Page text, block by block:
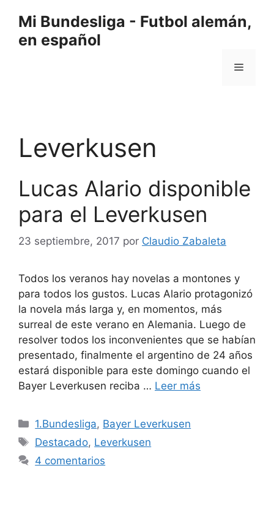
contenido
Mi Bundesliga - Futbol alemán,
en español
Menú
Leverkusen
Lucas Alario disponible
para el Leverkusen
23 septiembre, 2017 por Claudio Zabaleta
Todos los veranos hay novelas a montones y
para todos los gustos. Lucas Alario protagonizó
la novela más larga y, en momentos, más
surreal de este verano en Alemania. Luego de
resolver todos los inconvenientes que se habían
presentado, finalmente el argentino de 24 años
estará disponible para este domingo cuando el
Bayer Leverkusen reciba … Leer más
Categorías
1.Bundesliga, Bayer Leverkusen
Etiquetas
Destacado, Leverkusen
4 comentarios